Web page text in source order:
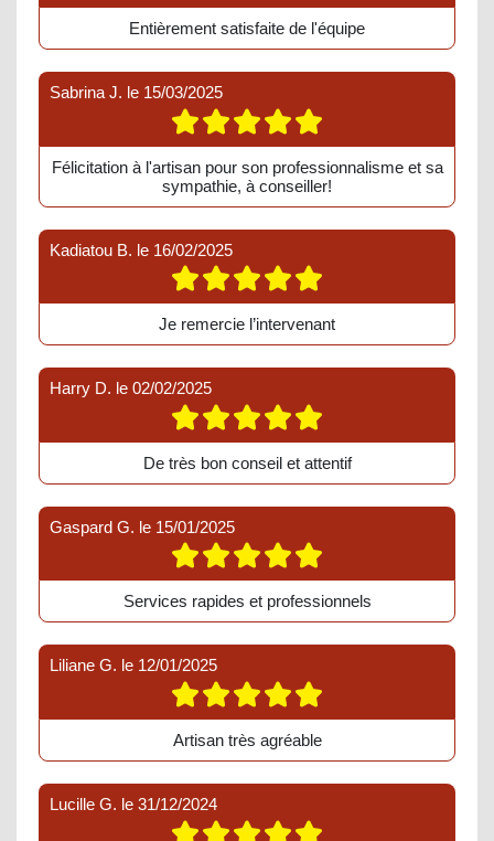
Entièrement satisfaite de l'équipe
Sabrina J. le 15/03/2025
Félicitation à l'artisan pour son professionnalisme et sa
sympathie, à conseiller!
Kadiatou B. le 16/02/2025
Je remercie l’intervenant
Harry D. le 02/02/2025
De très bon conseil et attentif
Gaspard G. le 15/01/2025
Services rapides et professionnels
Liliane G. le 12/01/2025
Artisan très agréable
Lucille G. le 31/12/2024